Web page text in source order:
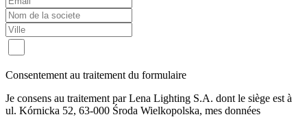
Consentement au traitement du formulaire
Je consens au traitement par Lena Lighting S.A. dont le siège est à
ul. Kórnicka 52, 63-000 Środa Wielkopolska, mes données